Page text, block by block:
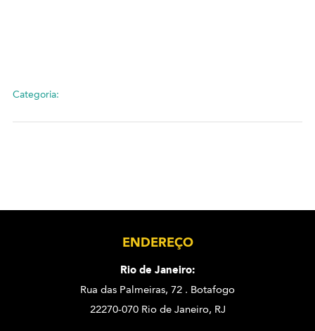
Categoria:
ENDEREÇO
Rio de Janeiro:
Rua das Palmeiras, 72 . Botafogo
22270-070 Rio de Janeiro, RJ